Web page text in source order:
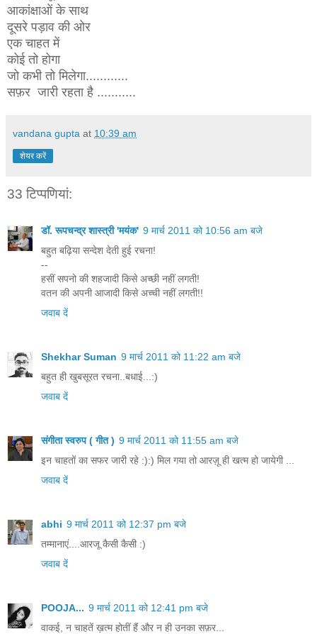
आकांक्षाओं के साथ
दूसरे पड़ाव की ओर
एक चाहत में
कोई तो होगा
जो कभी तो मिलेगा............
सफ़र जारी रहता है ...........
vandana gupta at 10:39 am
शेयर करें
33 टिप्‍पणियां:
डॉ. रूपचन्द्र शास्त्री 'मयंक' 9 मार्च 2011 को 10:56 am बजे
बहुत बढ़िया सन्देश देती हुई रचना!
--
हसीं सपनो की शहजादी किसे अच्छी नहीं लगती!
वतन की अपनी आजादी किसे अच्ची नहीं लगती!!
जवाब दें
Shekhar Suman 9 मार्च 2011 को 11:22 am बजे
बहुत ही खुबसूरत रचना..बधाई...:)
जवाब दें
संगीता स्वरुप ( गीत ) 9 मार्च 2011 को 11:55 am बजे
इन चाहतों का सफर जारी रहे :):) मिल गया तो आरज़ू ही खत्म हो जायेगी ...
जवाब दें
abhi 9 मार्च 2011 को 12:37 pm बजे
तम्मानाएं....आरजू कैसी कैसी :)
जवाब दें
POOJA... 9 मार्च 2011 को 12:41 pm बजे
वाकई, न चाहतें ख़त्म होतीं हैं और न ही उनका सफ़र...